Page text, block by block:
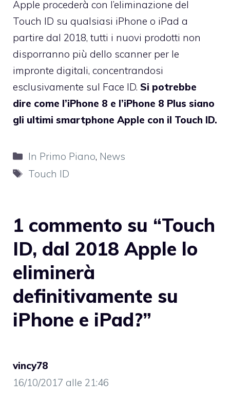
Apple procederà con l’eliminazione del
Touch ID su qualsiasi iPhone o iPad a
partire dal 2018, tutti i nuovi prodotti non
disporranno più dello scanner per le
impronte digitali, concentrandosi
esclusivamente sul Face ID. Si potrebbe
dire come l’iPhone 8 e l’iPhone 8 Plus siano
gli ultimi smartphone Apple con il Touch ID.
Categorie
In Primo Piano, News
Tag
Touch ID
1 commento su “Touch
ID, dal 2018 Apple lo
eliminerà
definitivamente su
iPhone e iPad?”
vincy78
16/10/2017 alle 21:46